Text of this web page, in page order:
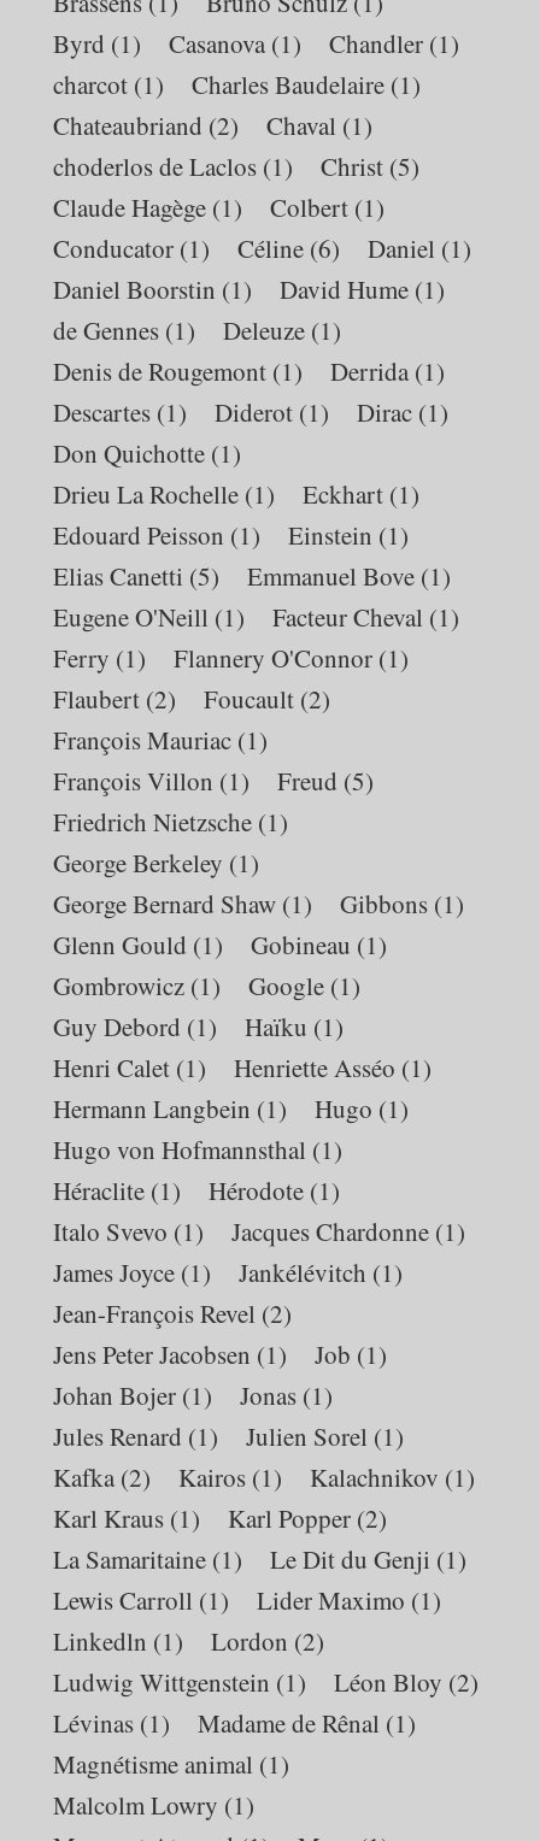
Byrd (1) Casanova (1) Chandler (1)
charcot (1) Charles Baudelaire (1)
Chateaubriand (2) Chaval (1)
choderlos de Laclos (1) Christ (5)
Claude Hagège (1) Colbert (1)
Conducator (1) Céline (6) Daniel (1)
Daniel Boorstin (1) David Hume (1)
de Gennes (1) Deleuze (1)
Denis de Rougemont (1) Derrida (1)
Descartes (1) Diderot (1) Dirac (1)
Don Quichotte (1)
Drieu La Rochelle (1) Eckhart (1)
Edouard Peisson (1) Einstein (1)
Elias Canetti (5) Emmanuel Bove (1)
Eugene O'Neill (1) Facteur Cheval (1)
Ferry (1) Flannery O'Connor (1)
Flaubert (2) Foucault (2)
François Mauriac (1)
François Villon (1) Freud (5)
Friedrich Nietzsche (1)
George Berkeley (1)
George Bernard Shaw (1) Gibbons (1)
Glenn Gould (1) Gobineau (1)
Gombrowicz (1) Google (1)
Guy Debord (1) Haïku (1)
Henri Calet (1) Henriette Asséo (1)
Hermann Langbein (1) Hugo (1)
Hugo von Hofmannsthal (1)
Héraclite (1) Hérodote (1)
Italo Svevo (1) Jacques Chardonne (1)
James Joyce (1) Jankélévitch (1)
Jean-François Revel (2)
Jens Peter Jacobsen (1) Job (1)
Johan Bojer (1) Jonas (1)
Jules Renard (1) Julien Sorel (1)
Kafka (2) Kairos (1) Kalachnikov (1)
Karl Kraus (1) Karl Popper (2)
La Samaritaine (1) Le Dit du Genji (1)
Lewis Carroll (1) Lider Maximo (1)
Linkedln (1) Lordon (2)
Ludwig Wittgenstein (1) Léon Bloy (2)
Lévinas (1) Madame de Rênal (1)
Magnétisme animal (1)
Malcolm Lowry (1)